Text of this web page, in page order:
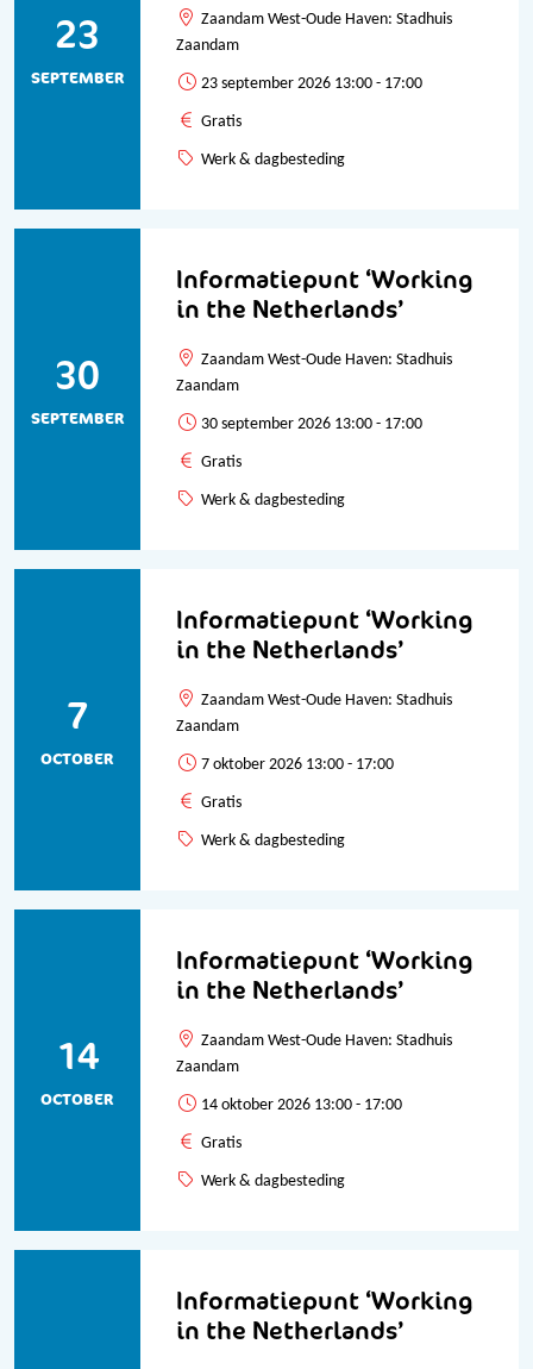
23
SEPTEMBER
Zaandam West-Oude Haven: Stadhuis
Zaandam
23 september 2026 13:00 - 17:00
Gratis
Werk & dagbesteding
Informatiepunt ‘Working
in the Netherlands’
30
SEPTEMBER
Zaandam West-Oude Haven: Stadhuis
Zaandam
30 september 2026 13:00 - 17:00
Gratis
Werk & dagbesteding
Informatiepunt ‘Working
in the Netherlands’
7
OCTOBER
Zaandam West-Oude Haven: Stadhuis
Zaandam
7 oktober 2026 13:00 - 17:00
Gratis
Werk & dagbesteding
Informatiepunt ‘Working
in the Netherlands’
14
OCTOBER
Zaandam West-Oude Haven: Stadhuis
Zaandam
14 oktober 2026 13:00 - 17:00
Gratis
Werk & dagbesteding
Informatiepunt ‘Working
in the Netherlands’